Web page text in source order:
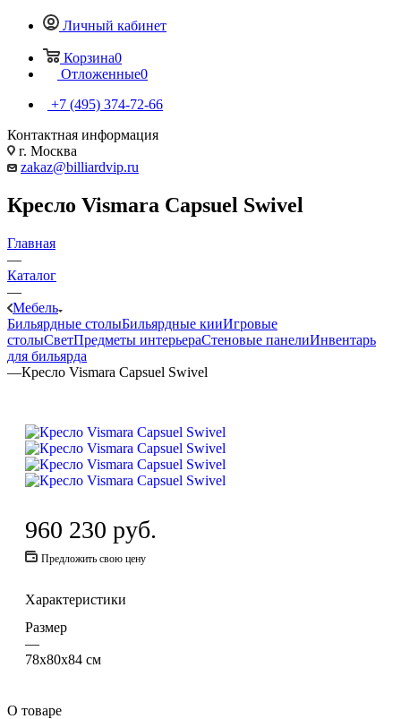
Личный кабинет
Корзина0
Отложенные0
+7 (495) 374-72-66
Контактная информация
г. Москва
zakaz@billiardvip.ru
Кресло Vismara Capsuel Swivel
Главная
—
Каталог
—
Мебель
Бильярдные столыБильярдные кииИгровые
столыСветПредметы интерьераСтеновые панелиИнвентарь
для бильярда
—Кресло Vismara Capsuel Swivel
960 230 руб.
Предложить свою цену
Характеристики
Размер
—
78х80х84 см
О товаре